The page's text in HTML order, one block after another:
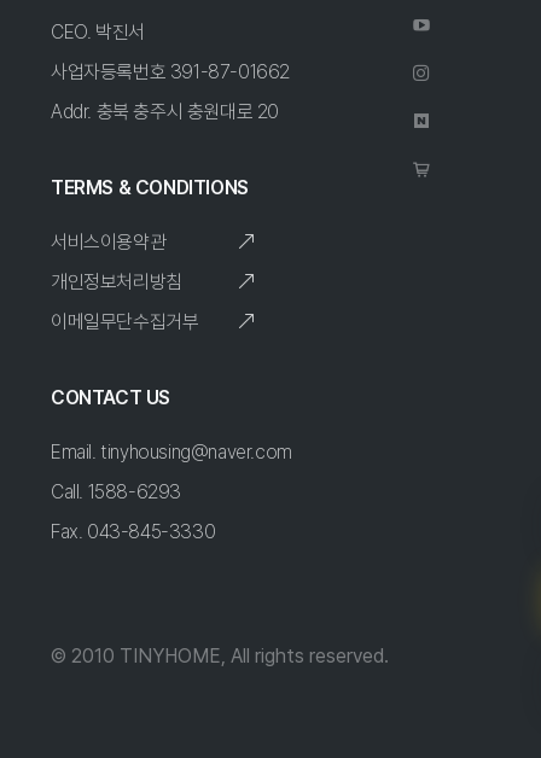
CEO. 박진서
사업자등록번호 391-87-01662
Addr. 충북 충주시 충원대로 20
TERMS & CONDITIONS
서비스이용약관
개인정보처리방침
이메일무단수집거부
CONTACT US
Email. tinyhousing@naver.com
Call. 1588-6293
Fax. 043-845-3330
© 2010 TINYHOME, All rights reserved.